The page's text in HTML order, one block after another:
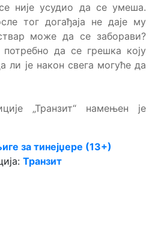
није усудио да се умеша.
тог догађаја не даје му
може да се заборави?
да се грешка коју
ли је након свега могуће да
„Транзит“ намењен је
за тинејџере (13+)
Транзит